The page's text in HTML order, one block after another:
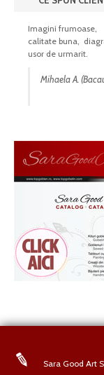
Imagini frumoase,
calitate buna,
usor de urmarit.
Mihaela A.
Sara Good Art